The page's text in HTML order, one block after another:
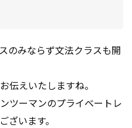
のみならず文法クラスも開
伝えいたしますね。
ツーマンのプライベートレ
ざいます。